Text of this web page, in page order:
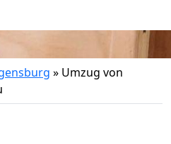
» Umzug von